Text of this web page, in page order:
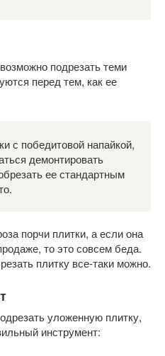
подрезать теми
перед тем, как ее
с победитовой напайкой,
демонтировать
ее стандартным
порчи плитки, а если она
то это совсем беда.
плитку все-таки можно.
уложенную плитку,
инструмент: